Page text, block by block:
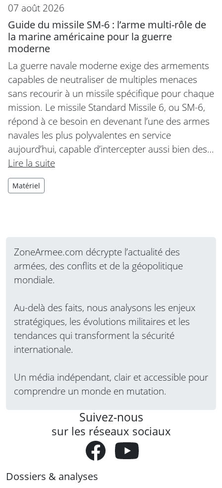
07 août 2026
Guide du missile SM-6 : l’arme multi-rôle de
la marine américaine pour la guerre
moderne
La guerre navale moderne exige des armements
capables de neutraliser de multiples menaces
sans recourir à un missile spécifique pour chaque
mission. Le missile Standard Missile 6, ou SM-6,
répond à ce besoin en devenant l’une des armes
navales les plus polyvalentes en service
aujourd’hui, capable d’intercepter aussi bien des…
Lire la suite
Matériel
ZoneArmee.com décrypte l’actualité des
armées, des conflits et de la géopolitique
mondiale.
Au-delà des faits, nous analysons les enjeux
stratégiques, les évolutions militaires et les
tendances qui transforment la sécurité
internationale.
Un média indépendant, clair et accessible pour
comprendre un monde en mutation.
Suivez-nous
sur les réseaux sociaux
Dossiers & analyses